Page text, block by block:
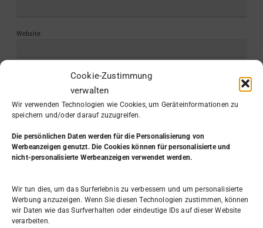
Cookie-Zustimmung
verwalten
Wir verwenden Technologien wie Cookies, um Geräteinformationen zu
speichern und/oder darauf zuzugreifen.
Die persönlichen Daten werden für die Personalisierung von
Werbeanzeigen genutzt. Die Cookies können für personalisierte und
nicht-personalisierte Werbeanzeigen verwendet werden.
Wir tun dies, um das Surferlebnis zu verbessern und um personalisierte
Werbung anzuzeigen. Wenn Sie diesen Technologien zustimmen, können
wir Daten wie das Surfverhalten oder eindeutige IDs auf dieser Website
verarbeiten.
Website
Aus dem Leben(7)
Beruf & Arbeit(31)
Bewerbung(4)